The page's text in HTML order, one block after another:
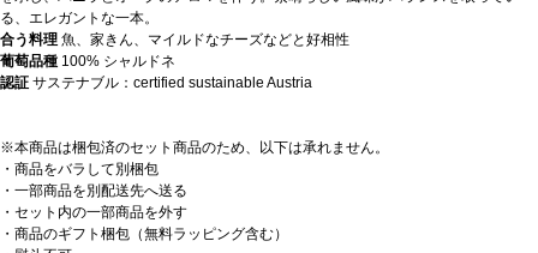
る、エレガントな一本。
合う料理 魚、家きん、マイルドなチーズなどと好相性
葡萄品種 100% シャルドネ
認証 サステナブル：certified sustainable Austria
※本商品は梱包済のセット商品のため、以下は承れません。
・商品をバラして別梱包
・一部商品を別配送先へ送る
・セット内の一部商品を外す
・商品のギフト梱包（無料ラッピング含む）